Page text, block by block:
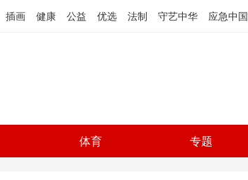
插画 健康 公益 优选 法制 守艺中华 应急中国
体育 专题